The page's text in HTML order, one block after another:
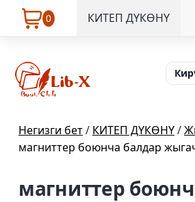
0 КИТЕП ДҮКӨНҮ
Негизги бет/ КИТЕП ДҮКӨНҮ/
магниттер боюнча балдар
магниттер